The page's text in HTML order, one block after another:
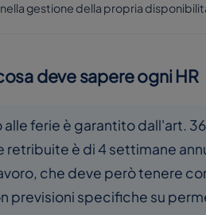
gestione della propria
deve sapere ogni HR
alle ferie è garantito dall'art.
retribuite è di 4 settimane
che deve però tenere
specifiche su